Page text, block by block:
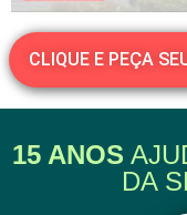
CLIQUE E PEÇA
15 ANOS
DA